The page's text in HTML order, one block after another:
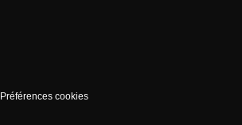
Préférences cookies